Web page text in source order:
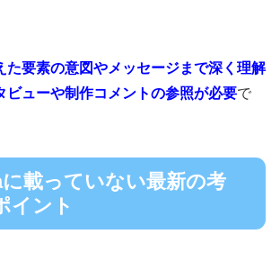
た要素の意図やメッセージまで深く理解
ビューや制作コメントの参照が必要で
載っていない最新の考
イント